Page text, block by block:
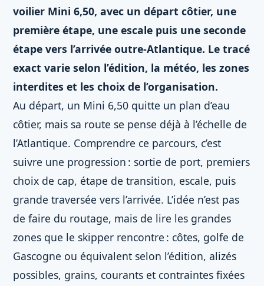
voilier Mini 6,50, avec un départ côtier, une
première étape, une escale puis une seconde
étape vers l’arrivée outre-Atlantique. Le tracé
exact varie selon l’édition, la météo, les zones
interdites et les choix de l’organisation.
Au départ, un Mini 6,50 quitte un plan d’eau
côtier, mais sa route se pense déjà à l’échelle de
l’Atlantique. Comprendre ce parcours, c’est
suivre une progression : sortie de port, premiers
choix de cap, étape de transition, escale, puis
grande traversée vers l’arrivée. L’idée n’est pas
de faire du routage, mais de lire les grandes
zones que le skipper rencontre : côtes, golfe de
Gascogne ou équivalent selon l’édition, alizés
possibles, grains, courants et contraintes fixées